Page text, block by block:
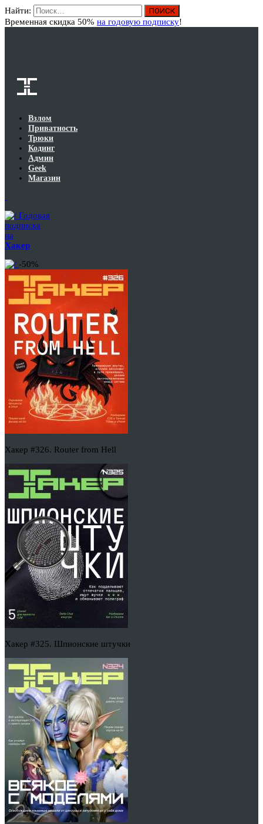
Найти:
Временная скидка 50% на годовую подписку!
Взлом
Приватность
Трюки
Кодинг
Админ
Geek
Магазин
Годовая
подписка
на
Хакер
-50%
Хакер #326. Router from Hell
Хакер #325. Шпионские штучки